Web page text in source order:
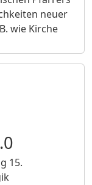
neuer
wie Kirche
15.